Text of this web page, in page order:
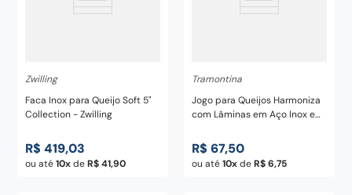
Zwilling
Faca Inox para Queijo Soft 5"
Collection - Zwilling
R$ 419,03
ou até10 deR$ 41,90
Tramontina
Jogo para Queijos Harmoniza
com Lâminas em Aço Inox e
3 Peças - Tramontina
R$ 67,50
ou até10 deR$ 6,75